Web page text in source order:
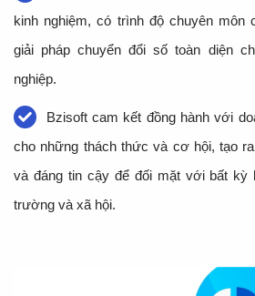
kinh nghiệm, có trình độ chuyên môn
giải pháp chuyển đổi số toàn diện
nghiệp.
Bzisoft cam kết đồng hành với
cho những thách thức và cơ hội, tạo
và đáng tin cậy để đối mặt với bất kỳ
trường và xã hội.